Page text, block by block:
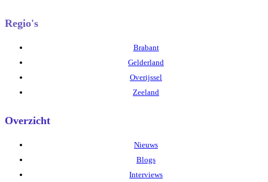
Regio's
Brabant
Gelderland
Overijssel
Zeeland
Overzicht
Nieuws
Blogs
Interviews